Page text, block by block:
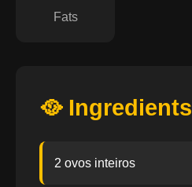
Fats
🥘 Ingredients
2 ovos inteiros